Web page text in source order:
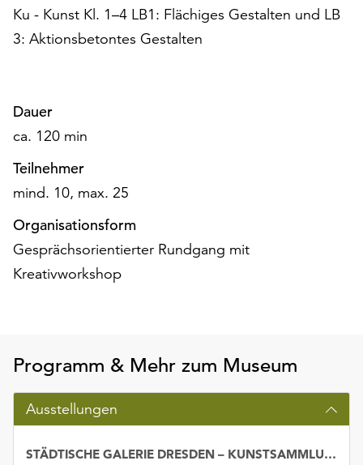
der
Seite
die
Einstellungen“
zur
Verfügung.
Funktionale
Cookies
werden
auch
ohne
Ihr
Einverständnis
Sie
die
verwendeten
Cookies
anpassen,
erreichen
Ku - Kunst Kl. 1–4 LB1: Flächiges Gestalten und LB
3: Aktionsbetontes Gestalten
Dauer
ca. 120 min
Teilnehmer
mind. 10, max. 25
Organisationsform
Gesprächsorientierter Rundgang mit
Kreativworkshop
Programm & Mehr zum Museum
Ausstellungen
STÄDTISCHE GALERIE DRESDEN – KUNSTSAMMLUNG